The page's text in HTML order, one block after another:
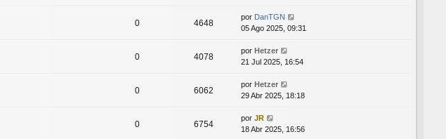
0 4648
por DanTGN
05 Ago 2025, 09:31
0 4078
por Hetzer
21 Jul 2025, 16:54
0 6062
por Hetzer
29 Abr 2025, 18:18
0 6754
por JR
18 Abr 2025, 16:56